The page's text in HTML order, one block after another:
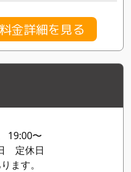
金詳細を見る
19:00〜
日 定休日
ます。